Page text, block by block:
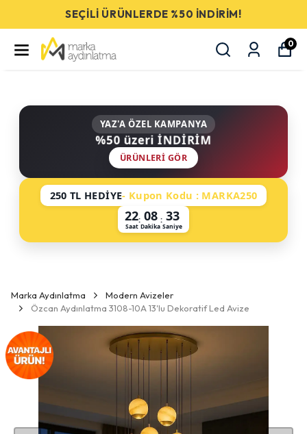
SEÇİLİ ÜRÜNLERDE %50 İNDİRİM!
0
YAZ'A ÖZEL KAMPANYA
%50 üzeri İNDİRİM
ÜRÜNLERI GÖR
250 TL HEDİYE- Kupon Kodu : MARKA250
22
Saat
: 08
Dakika
: 33
Saniye
Marka Aydınlatma
Modern Avizeler
Özcan Aydınlatma 3108-10A 13'lu Dekoratif Led Avize